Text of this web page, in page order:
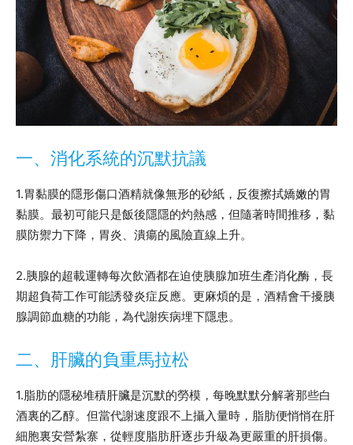
一、消化系統的沉默抗議
1.胃黏膜的隱形傷口酒精就像無形的砂紙，反復擦拭嬌嫩的胃
黏膜。最初可能只是飯後隱隱的灼熱感，但隨著時間推移，黏
膜防禦力下降，胃炎、潰瘍的風險直線上升。
2.胰腺的超載運轉每次飲酒都在迫使胰腺加班生產消化酶，長
期超負荷工作可能誘發炎症反應。更麻煩的是，酒精會干擾胰
腺調節血糖的功能，為代謝疾病埋下隱患。
二、肝臟的負重馬拉松
1.脂肪的隱秘堆積肝臟是沉默的勞模，每晚默默分解著那些白
酒裏的乙醇。但當代謝速度跟不上攝入量時，脂肪便悄悄在肝
細胞裏安營紮寨，從輕度脂肪肝逐步升級為更嚴重的肝損傷。